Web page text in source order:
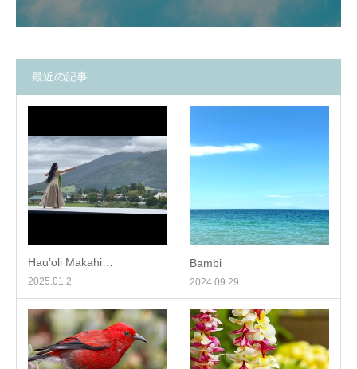
最近の記事
Hau’oli Makahi…
2025.01.2
Bambi
2024.09.29